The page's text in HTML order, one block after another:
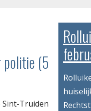
(5
Sint-Truiden